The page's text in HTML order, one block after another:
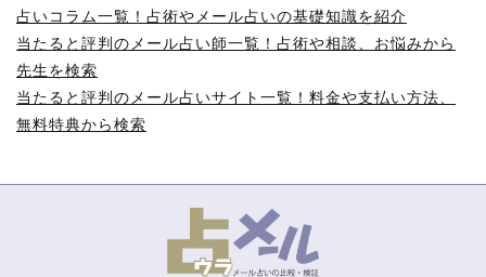
占いコラム一覧！占術やメール占いの基礎知識を紹介
当たると評判のメール占い師一覧！占術や相談、お悩みから
先生を検索
当たると評判のメール占いサイト一覧！料金や支払い方法、
無料特典から検索